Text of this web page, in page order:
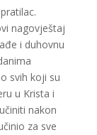
nagovještaj
i duhovnu
svih koji su
u Krista i
nakon
za sve